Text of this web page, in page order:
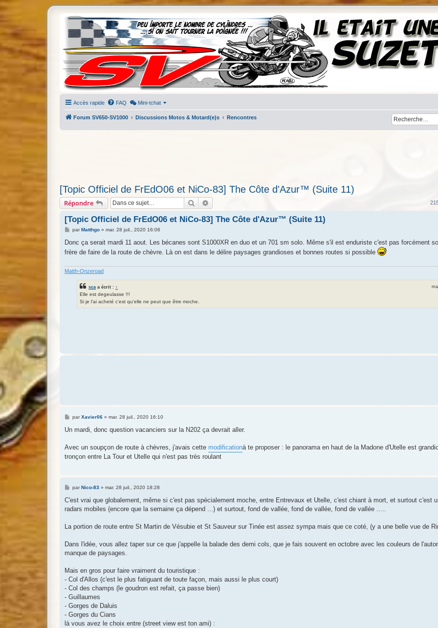
Accès rapide FAQ Mini-tchat
Forum SV650-SV1000 Discussions Motos & Motard(e)s Rencontres
[Topic Officiel de FrEdO06 et NiCo-83] The Côte d'Azur™ (Suite 11)
Répondre Rechercher
[Topic Officiel de FrEdO06 et NiCo-83] The Côte d'Azur™ (Suite 11)
M
s
a
parMatthgo» mar. 28 juil., 2020 16:06
Donc ça serait mardi 11 aout. Les bécanes sont S1000XR en duo et un 701 sm solo. Même s'il est enduriste c'est pas forcément
frère de faire de la route de chèvre. Là on est dans le délire paysages grandioses et bonnes routes si possible
Matth-Onzeroad
sca a écrit : ↑
Elle est degeulasse !!!
Si je l'ai acheté c'est qu'elle ne peut que être moche.
M
s
g
parXavier06» mar. 28 juil., 2020 16:10
Un mardi, donc question vacanciers sur la N202 ça devrait aller.
Avec un soupçon de route à chèvres, j'avais cette modificationà te proposer : le panorama en haut de la Madone d'Utelle est
tronçon entre La Tour et Utelle qui n'est pas très roulant
M
s
a
parNico-83» mar. 28 juil., 2020 18:28
C'est vrai que globalement, même si c'est pas spécialement moche, entre Entrevaux et Utelle, c'est chiant à mort, et surtout c'est
radars mobiles (encore que la semaine ça dépend ...) et surtout, fond de vallée, fond de vallée, fond de vallée .....
La portion de route entre St Martin de Vésubie et St Sauveur sur Tinée est assez sympa mais que ce coté, (y a une belle vue de
Dans l'idée, vous allez taper sur ce que j'appelle la balade des demi cols, que je fais souvent en octobre avec les couleurs de
manque de paysages.
Mais en gros pour faire vraiment du touristique :
- Col d'Allos (c'est le plus fatiguant de toute façon, mais aussi le plus court)
- Col des champs (le goudron est refait, ça passe bien)
- Guillaumes
- Gorges de Daluis
- Gorges du Cians
là vous avez le choix entre (street view est ton ami) :